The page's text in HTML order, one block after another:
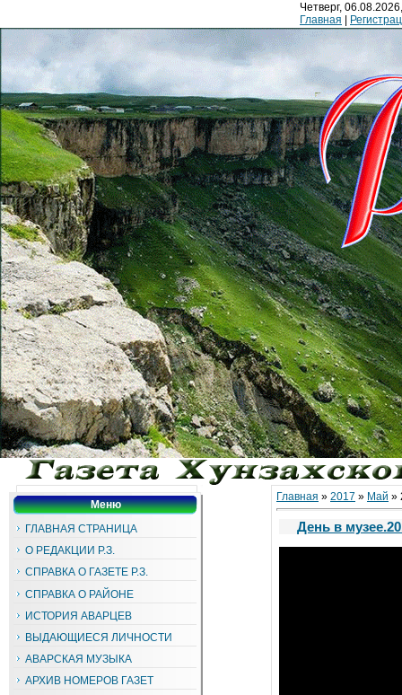
Четверг,
Главная
Меню
ГЛАВНАЯ СТРАНИЦА
О РЕДАКЦИИ Р.З.
СПРАВКА О ГАЗЕТЕ Р.З.
СПРАВКА О РАЙОНЕ
ИСТОРИЯ АВАРЦЕВ
ВЫДАЮЩИЕСЯ ЛИЧНОСТИ
АВАРСКАЯ МУЗЫКА
АРХИВ НОМЕРОВ ГАЗЕТ
Главная » 2017 » Май »
День в